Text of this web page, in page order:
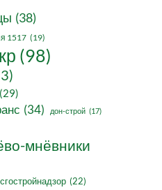
(38)
1517 (19)
(98)
(29)
(34) дон-строй (17)
мнёвники
(22)